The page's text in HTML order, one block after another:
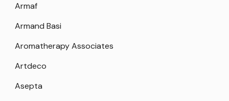
Armaf
Armand Basi
Aromatherapy Associates
Artdeco
Asepta